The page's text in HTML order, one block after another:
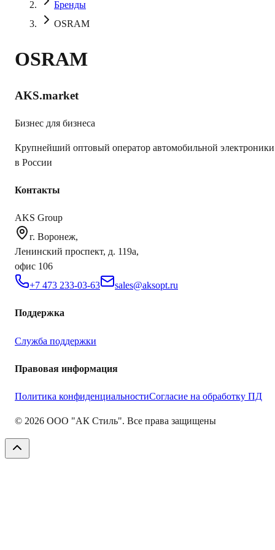
Бренды
OSRAM
OSRAM
AKS.market
Бизнес для бизнеса
Крупнейший оптовый оператор автомобильной электроники
в России
Контакты
AKS Group
г. Воронеж,
Ленинский проспект, д. 119а,
офис 106
+7 473 233-03-63
sales@aksopt.ru
Поддержка
Служба поддержки
Правовая информация
Политика конфиденциальностиСогласие на обработку ПД
© 2026 ООО "АК Стиль". Все права защищены